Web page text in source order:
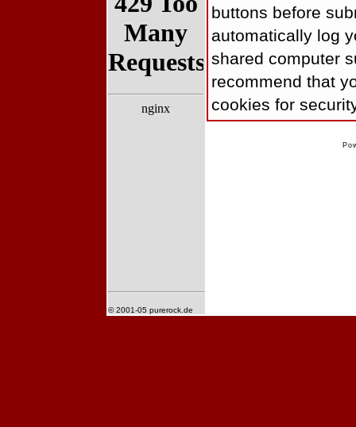
© 2001-05 purerock.de
buttons before
automatically log
shared computer
recommend that
cookies for